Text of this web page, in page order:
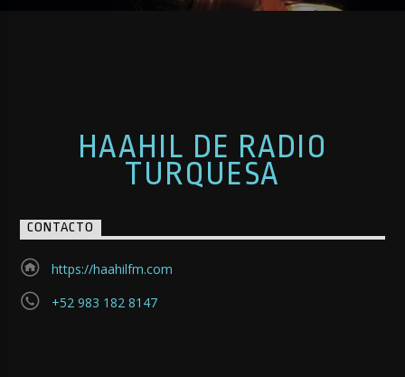
HAAHIL DE RADIO
TURQUESA
CONTACTO
https://haahilfm.com
+52 983 182 8147